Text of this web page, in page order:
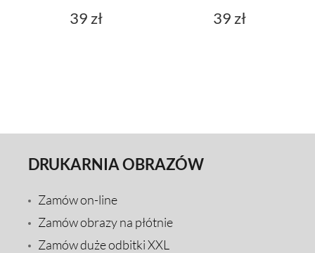
39 zł 39 zł
DRUKARNIA OBRAZÓW
Zamów on-line
Zamów obrazy na płótnie
Zamów duże odbitki XXL